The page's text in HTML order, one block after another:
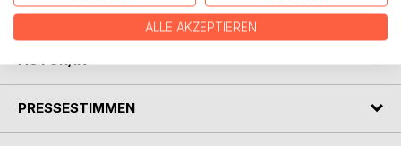
predominance to shape regional events.
PRESSESTIMMEN
ALLE AKZEPTIEREN